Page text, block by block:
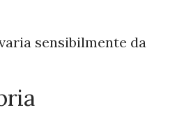
sensibilmente da